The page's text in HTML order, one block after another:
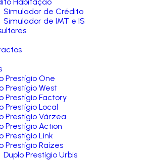
Simulador de Crédito
Simulador de IMT e IS
Prestígio One
Prestígio West
Prestígio Factory
Prestígio Local
Prestígio Várzea
Prestígio Action
Prestígio Link
Prestígio Raízes
Duplo Prestígio Urbis